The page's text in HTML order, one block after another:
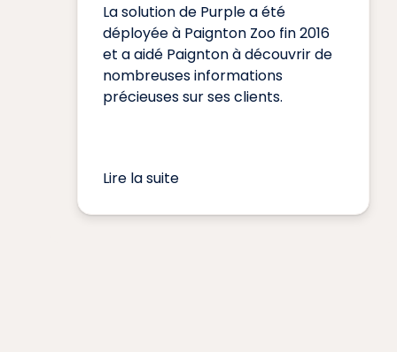
La solution de Purple a été
déployée à Paignton Zoo fin 2016
et a aidé Paignton à découvrir de
nombreuses informations
précieuses sur ses clients.
Lire la suite